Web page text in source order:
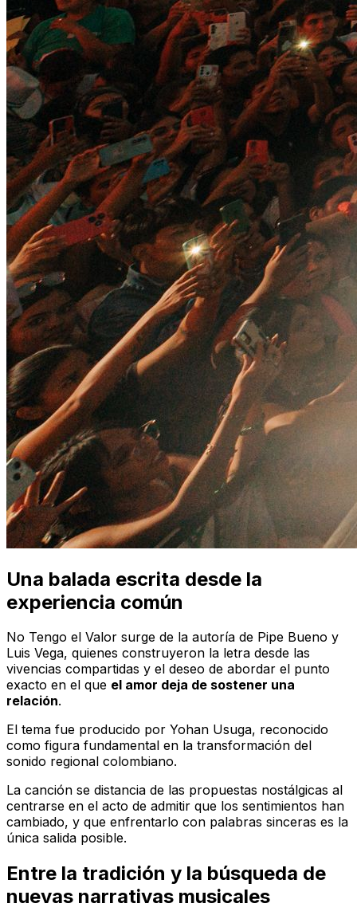
Una balada escrita desde la
experiencia común
No Tengo el Valor surge de la autoría de Pipe Bueno y
Luis Vega, quienes construyeron la letra desde las
vivencias compartidas y el deseo de abordar el punto
exacto en el que el amor deja de sostener una
relación.
El tema fue producido por Yohan Usuga, reconocido
como figura fundamental en la transformación del
sonido regional colombiano.
La canción se distancia de las propuestas nostálgicas al
centrarse en el acto de admitir que los sentimientos han
cambiado, y que enfrentarlo con palabras sinceras es la
única salida posible.
Entre la tradición y la búsqueda de
nuevas narrativas musicales